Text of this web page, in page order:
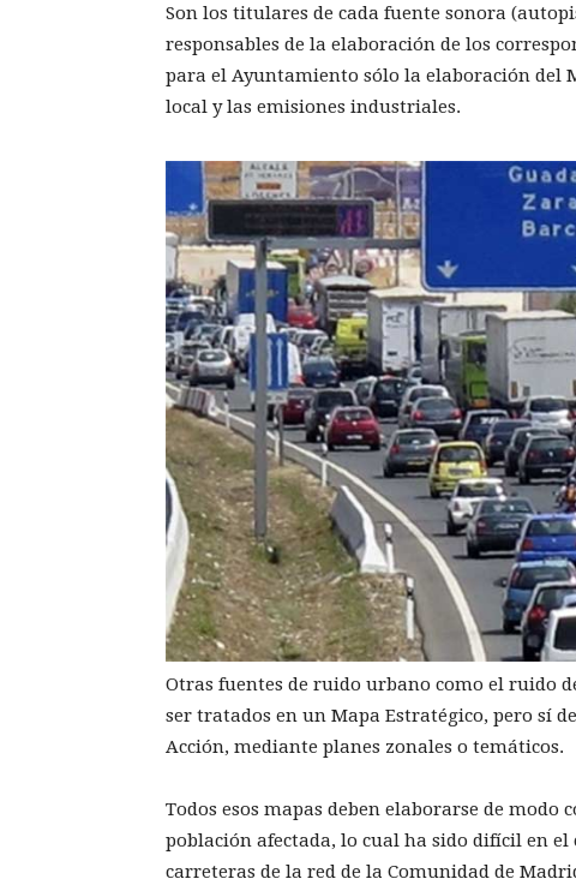
Son los titulares de cada fuente sonora
responsables de la elaboración de los
para el Ayuntamiento sólo la elaboración del
local y las emisiones industriales.
Otras fuentes de ruido urbano como el ruido
ser tratados en un Mapa Estratégico, pero sí
Acción, mediante planes zonales o temáticos.
Todos esos mapas deben elaborarse de
población afectada, lo cual ha sido difícil en el
carreteras de la red de la Comunidad de